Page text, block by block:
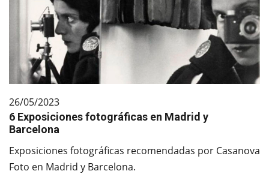
26/05/2023
6 Exposiciones fotográficas en Madrid y
Barcelona
Exposiciones fotográficas recomendadas por Casanova
Foto en Madrid y Barcelona.